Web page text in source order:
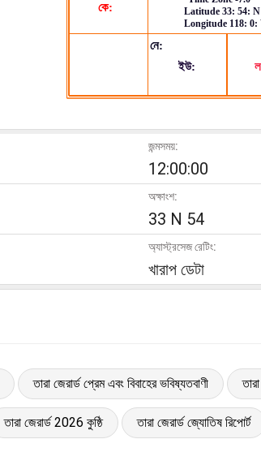
জন্মসময়:
12:00:00
অক্ষাংশ:
33 N 54
অ্যাস্ট্রসেজ রেটিং:
খারাপ ডেটা
তারা জেরার্ড প্রেম এবং বিবাহের ভবিষ্যতবাণী
তারা জেরার্ড 2026 কুষ্ঠি তারা জেরার্ড জ্যোতিষ রিপোর্ট